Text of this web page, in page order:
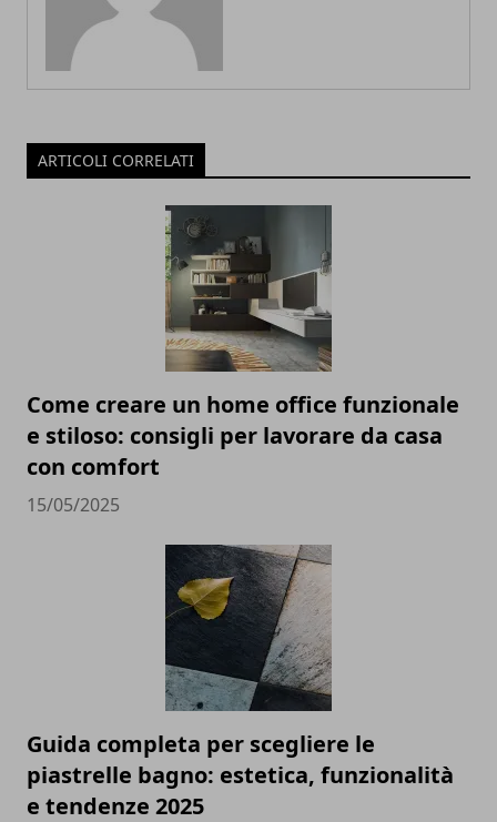
ARTICOLI CORRELATI
Come creare un home office funzionale
e stiloso: consigli per lavorare da casa
con comfort
15/05/2025
Guida completa per scegliere le
piastrelle bagno: estetica, funzionalità
e tendenze 2025